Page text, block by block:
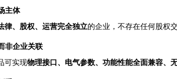
主体
律、股权、运营完全独立的企业，不存在任何股权
非企业关联
可实现物理接口、电气参数、功能性能全面兼容、